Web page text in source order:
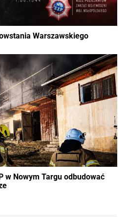
Warszawskiego
w Nowym Targu odbudować